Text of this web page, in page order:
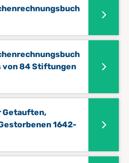
von 84 Stiftungen
Getauften,
1642-